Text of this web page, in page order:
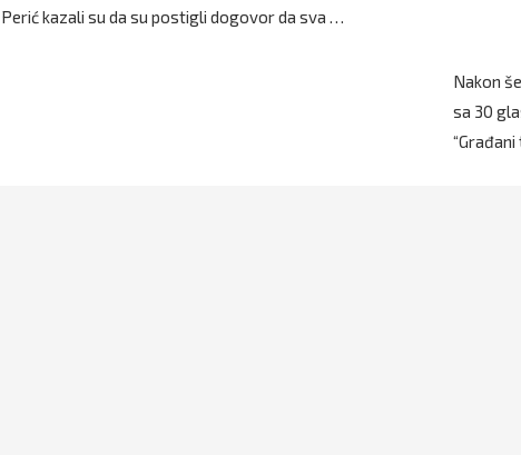
Perić kazali su da su postigli dogovor da sva …
Nakon
sa 30